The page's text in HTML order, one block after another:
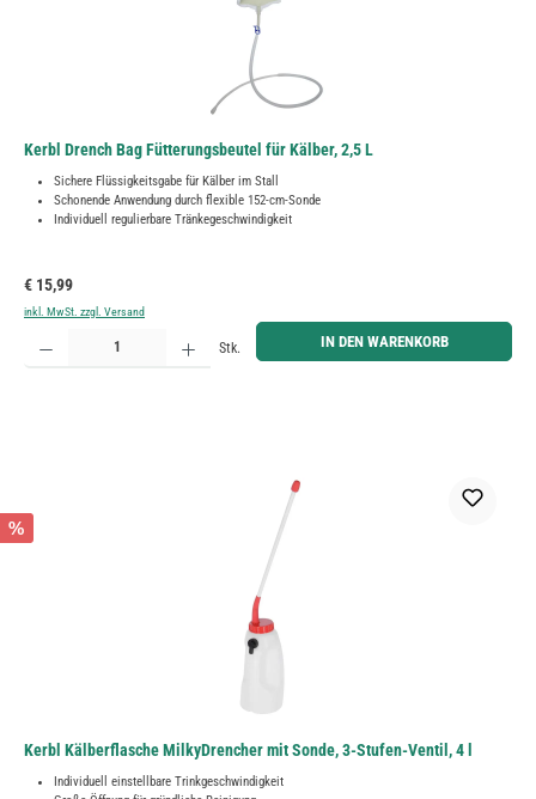
Kerbl Drench Bag Fütterungsbeutel für Kälber, 2,5 L
Sichere Flüssigkeitsgabe für Kälber im Stall
Schonende Anwendung durch flexible 152-cm-Sonde
Individuell regulierbare Tränkegeschwindigkeit
Regulärer Preis:
€ 15,99
inkl. MwSt. zzgl. Versand
Produkt Anzahl: Gib den gewünschten Wert ein oder benutze die Schaltflächen um die Anzahl zu
Stk. IN DEN WARENKORB
%
Kerbl Kälberflasche MilkyDrencher mit Sonde, 3-Stufen-Ventil, 4 l
Individuell einstellbare Trinkgeschwindigkeit